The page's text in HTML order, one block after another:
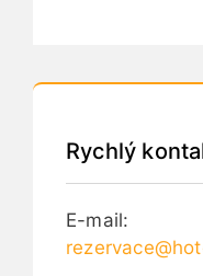
Rychlý
E-mail: